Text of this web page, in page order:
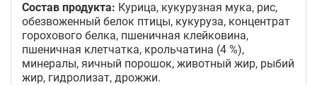
Состав продукта: Курица, кукурузная мука, рис,
обезвоженный белок птицы, кукуруза, концентрат
горохового белка, пшеничная клейковина,
пшеничная клетчатка, крольчатина (4 %),
минералы, яичный порошок, животный жир, рыбий
жир, гидролизат, дрожжи.